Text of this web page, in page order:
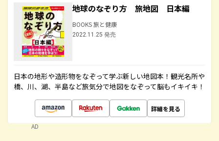
地球のなぞり方 旅地図 日本編
BOOKS 旅と健康
2022.11.25 発売
日本の地形や造形物をなぞって学ぶ新しい地図本！観光名所や
橋、川、湖、半島など旅気分で地図をなぞって脳もイキイキ！
詳細を見る
AD